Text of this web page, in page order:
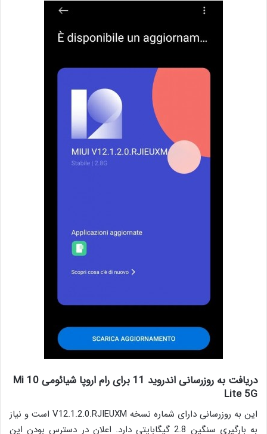
دریافت به روزرسانی اندروید 11 برای رام اروپا شیائومی Mi 10
Lite 5G
این به روزرسانی دارای شماره نسخه V12.1.2.0.RJIEUXM است و نیاز
به بارگیری سنگین 2.8 گیگابایتی دارد. اعلان در دسترس بودن این